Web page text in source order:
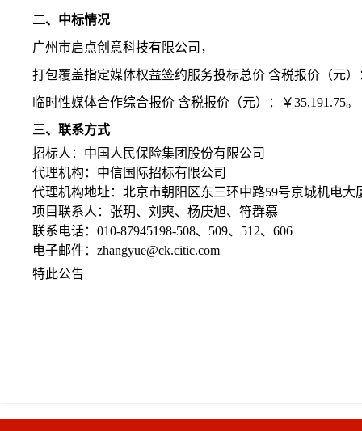
二、中标情况
广州市启点创意科技有限公司，
打包覆盖指定媒体权益签约服务投标总价 含税报价（元）
临时性媒体合作综合报价 含税报价（元）：￥35,191.75。
三、联系方式
招标人：中国人民保险集团股份有限公司
代理机构： 中信国际招标有限公司
代理机构地址： 北京市朝阳区东三环中路59号京城机电大
项目联系人： 张玥、刘爽、杨庚旭、符群慕
联系电话： 010-87945198-508、509、512、606
电子邮件： zhangyue@ck.citic.com
特此公告